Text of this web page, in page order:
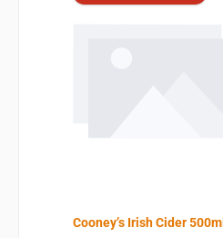
Cooney’s Irish Cider 500ml